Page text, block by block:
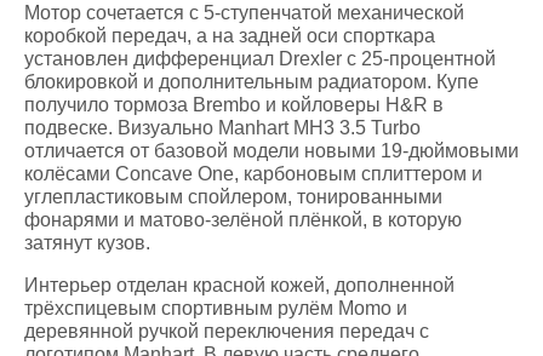
Мотор сочетается с 5-ступенчатой механической
коробкой передач, а на задней оси спорткара
установлен дифференциал Drexler с 25-процентной
блокировкой и дополнительным радиатором. Купе
получило тормоза Brembo и койловеры H&R в
подвеске. Визуально Manhart MH3 3.5 Turbo
отличается от базовой модели новыми 19-дюймовыми
колёсами Concave One, карбоновым сплиттером и
углепластиковым спойлером, тонированными
фонарями и матово-зелёной плёнкой, в которую
затянут кузов.
Интерьер отделан красной кожей, дополненной
трёхспицевым спортивным рулём Momo и
деревянной ручкой переключения передач с